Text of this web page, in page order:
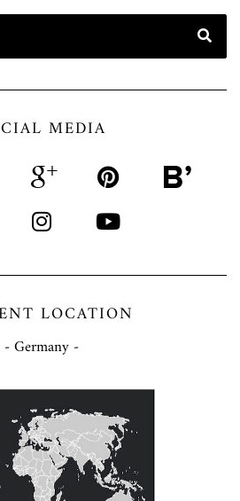
MEDIA
LOCATION
- Germany -